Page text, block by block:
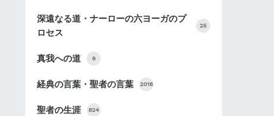
深遠なる道・ナーローの六ヨーガのプ
ロセス
25
真我への道 9
経典の言葉・聖者の言葉 2016
聖者の生涯 824